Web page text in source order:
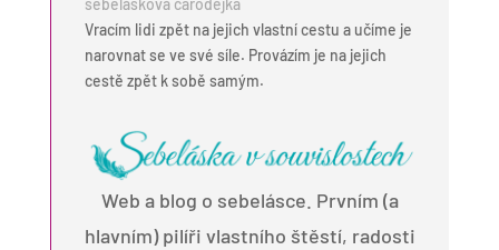
Vracím lidi zpět na jejich vlastní cestu a učíme je
narovnat se ve své síle. Provázím je na jejich
cestě zpět k sobě samým.
Web a blog o sebelásce. Prvním (a
hlavním) pilíři vlastního štěstí, radosti